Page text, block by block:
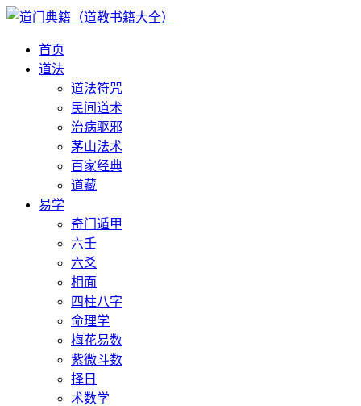
首页
道法
道法符咒
民间道术
治病驱邪
茅山法术
百家经典
道藏
易学
奇门遁甲
六壬
六爻
相面
四柱八字
命理学
梅花易数
紫微斗数
择日
术数学